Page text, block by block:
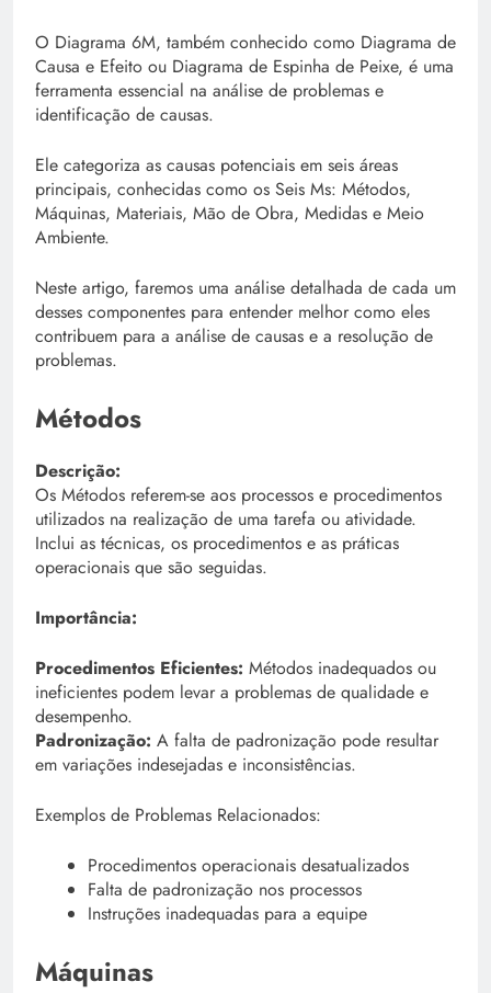
O Diagrama 6M, também conhecido como Diagrama de
Causa e Efeito ou Diagrama de Espinha de Peixe, é uma
ferramenta essencial na análise de problemas e
identificação de causas.
Ele categoriza as causas potenciais em seis áreas
principais, conhecidas como os Seis Ms: Métodos,
Máquinas, Materiais, Mão de Obra, Medidas e Meio
Ambiente.
Neste artigo, faremos uma análise detalhada de cada um
desses componentes para entender melhor como eles
contribuem para a análise de causas e a resolução de
problemas.
Métodos
Descrição:
Os Métodos referem-se aos processos e procedimentos
utilizados na realização de uma tarefa ou atividade.
Inclui as técnicas, os procedimentos e as práticas
operacionais que são seguidas.
Importância:
Procedimentos Eficientes: Métodos inadequados ou
ineficientes podem levar a problemas de qualidade e
desempenho.
Padronização: A falta de padronização pode resultar
em variações indesejadas e inconsistências.
Exemplos de Problemas Relacionados:
Procedimentos operacionais desatualizados
Falta de padronização nos processos
Instruções inadequadas para a equipe
Máquinas